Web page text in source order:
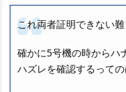
これ両者証明できない
確かに5号機の時からハ
ハズレを確認するっての